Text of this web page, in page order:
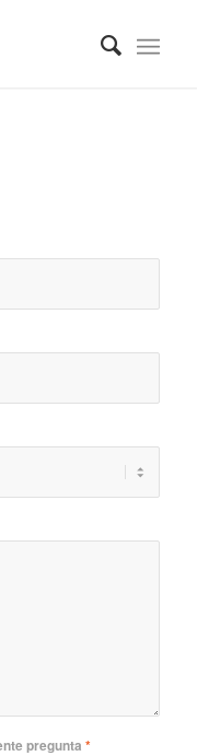
pregunta *